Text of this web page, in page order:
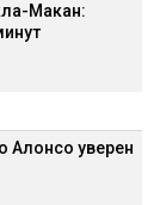
Макан:
Алонсо уверен